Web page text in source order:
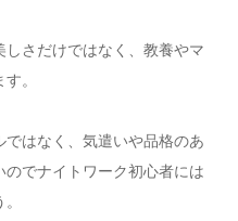
さだけではなく、教養やマ
。
はなく、気遣いや品格のあ
でナイトワーク初心者には